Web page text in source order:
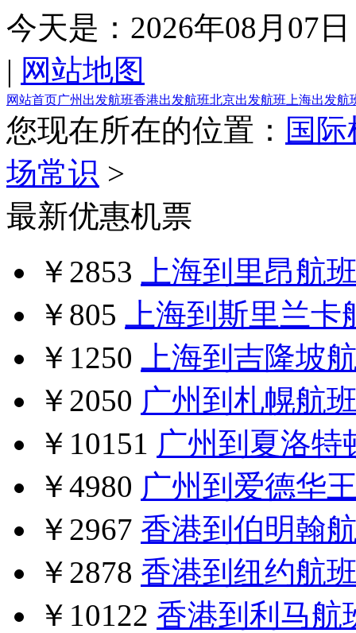
今天是： 2026年08月07日
| 网站地图
网站首页广州出发航班香港出发航班北京出发航班 上海出发航
您现在所在的位置： 国
场常识 >
最新优惠机票
￥2853
上海到里昂航
￥805
上海到斯里兰卡
￥1250
上海到吉隆坡
￥2050 广州到札幌航
￥10151 广州到夏洛特
￥4980 广州到爱德华
￥2967 香港到伯明翰
￥2878 香港到纽约航
￥10122 香港到利马航